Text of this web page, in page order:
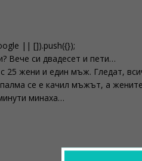
|| []).push({});
Вече си двадесет и пети…
25 жени и един мъж. Гледат,
се е качил мъжът, а
минаха…